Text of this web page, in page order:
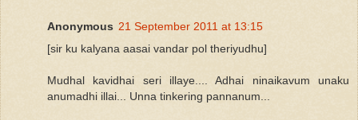
Anonymous 21 September 2011 at 13:15
[sir ku kalyana aasai vandar pol theriyudhu]
Mudhal kavidhai seri illaye.... Adhai ninaikavum unaku
anumadhi illai... Unna tinkering pannanum...